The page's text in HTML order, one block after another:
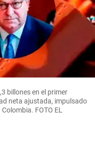
billones en el primer
neta ajustada, impulsado
FOTO EL